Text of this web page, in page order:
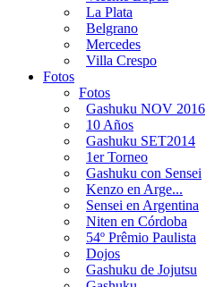
La Plata
Belgrano
Mercedes
Villa Crespo
Fotos
Fotos
Gashuku NOV 2016
10 Años
Gashuku SET2014
1er Torneo
Gashuku con Sensei
Kenzo en Arge...
Sensei en Argentina
Niten en Córdoba
54º Prêmio Paulista
Dojos
Gashuku de Jojutsu